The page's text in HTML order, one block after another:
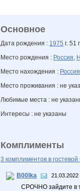
Основное
Дата рождения : 1975 г. 51
Место рождения : Россия,
Место нахождения : Россия
Место проживания : не
Любимые места : не
Интересы : не указаны
Комплименты
3 комплиментов в гостевой
B00lka 21.03.2022
СРОЧНО зайдите в